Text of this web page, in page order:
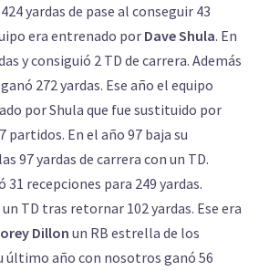
yardas de pase al conseguir 43
era entrenado por Dave Shula. En
y consiguió 2 TD de carrera. Además
272 yardas. Ese año el equipo
por Shula que fue sustituido por
partidos. En el año 97 baja su
97 yardas de carrera con un TD.
recepciones para 249 yardas.
TD tras retornar 102 yardas. Ese era
Dillon un RB estrella de los
último año con nosotros ganó 56